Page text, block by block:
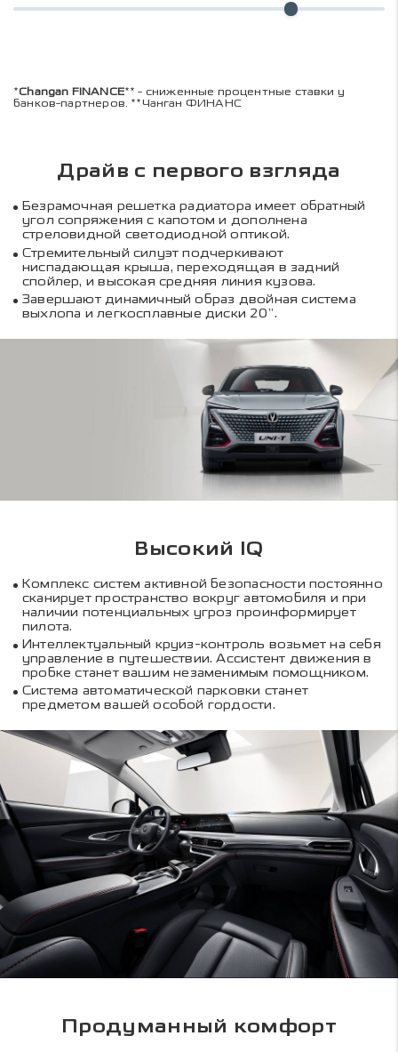
*Changan FINANCE** - сниженные процентные ставки у
банков-партнеров. **Чанган ФИНАНС
Драйв с первого взгляда
Безрамочная решетка радиатора имеет обратный
угол сопряжения с капотом и дополнена
стреловидной светодиодной оптикой.
Стремительный силуэт подчеркивают
ниспадающая крыша, переходящая в задний
спойлер, и высокая средняя линия кузова.
Завершают динамичный образ двойная система
выхлопа и легкосплавные диски 20”.
Высокий IQ
Комплекс систем активной безопасности постоянно
сканирует пространство вокруг автомобиля и при
наличии потенциальных угроз проинформирует
пилота.
Интеллектуальный круиз-контроль возьмет на себя
управление в путешествии. Ассистент движения в
пробке станет вашим незаменимым помощником.
Система автоматической парковки станет
предметом вашей особой гордости.
Продуманный комфорт